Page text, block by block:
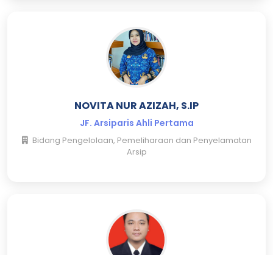
NOVITA NUR AZIZAH, S.IP
JF. Arsiparis Ahli Pertama
Bidang Pengelolaan, Pemeliharaan dan Penyelamatan
Arsip